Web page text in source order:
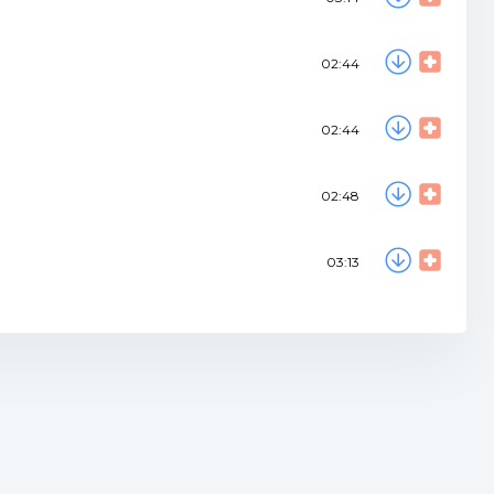
02:44
02:44
02:48
03:13